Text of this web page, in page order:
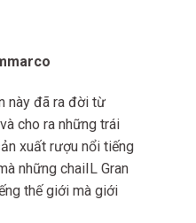
này đã ra đời từ
cho ra những trái
xuất rượu nổi tiếng
những chaiIL Gran
thế giới mà giới